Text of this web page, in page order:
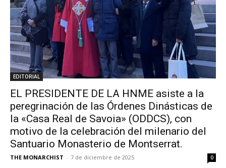
EDITORIAL
EL PRESIDENTE DE LA HNME asiste a la
peregrinación de las Órdenes Dinásticas de
la «Casa Real de Savoia» (ODDCS), con
motivo de la celebración del milenario del
Santuario Monasterio de Montserrat.
THE MONARCHIST - 7 de diciembre de 2025 0